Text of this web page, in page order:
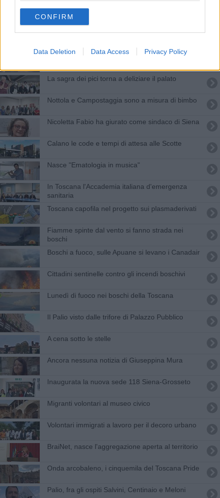
CONFIRM
Data Deletion Data Access Privacy Policy
Tutto pronto per il Festival della Salute
Un aiuto per la Caritas da Fondazione Mps
Nascono due nuovi sportelli di prossimità
La sagra dei pici torna a deliziare il palato
Nottola e Campostaggia sono a misura di bimbo
Nicoletta Fabio ha giurato come sindaco di Siena
Calano le code e tempi di attesa alle Scotte
Nasce "Ematologia in musica"
In Toscana l'Accademia italiana d'emergenza
sanitaria
Toscana capofila nel progetto sui plasmaderivati
Fiamme spinte dal vento si fanno strada nei
boschi
Boschi a fuoco, sulle Apuane si levano i Canadair
Cittadini sentinelle contro gli incendi boschivi
Lunedì di fuoco nei boschi della Toscana
Il Palio visto dalle trifore di Palazzo Pubblico
A cena sotto le stelle
Ancora nessuna notizia di Giuseppina Mura
Inaugurata la nuova sede 118 Siena-Grosseto
Migranti volontari al museo civico
Volontari immigrati a lavoro per il decoro urbano
BraiNet, nasce l'aggregazione aperta al territorio
Onda arcobaleno, i cinquemila del Toscana Pride
Palio, fra gli ospiti Salvini, Centinaio e Meloni